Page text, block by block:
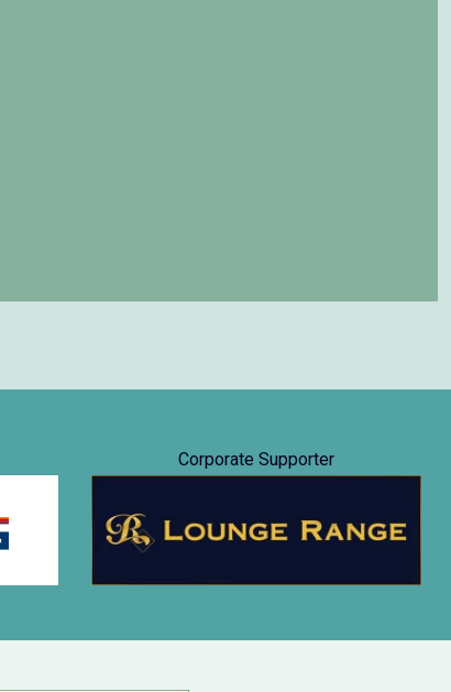
Corporate Supporter